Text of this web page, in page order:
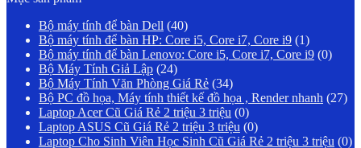
Bộ máy tính để bàn Dell (40)
Bộ máy tính để bàn HP: Core i5, Core i7, Core i9 (1)
Bộ máy tính để bàn Lenovo: Core i5, Core i7, Core i9 (0)
Bộ Máy Tính Giả Lập (24)
Bộ Máy Tính Văn Phòng Giá Rẻ (34)
Bộ PC đồ họa, Máy tính thiết kế đồ họa , Render nhanh (27)
Laptop Acer Cũ Giá Rẻ 2 triệu 3 triệu (0)
Laptop ASUS Cũ Giá Rẻ 2 triệu 3 triệu (0)
Laptop Cho Sinh Viên Học Sinh Cũ Giá Rẻ 2 triệu 3 triệu (0)